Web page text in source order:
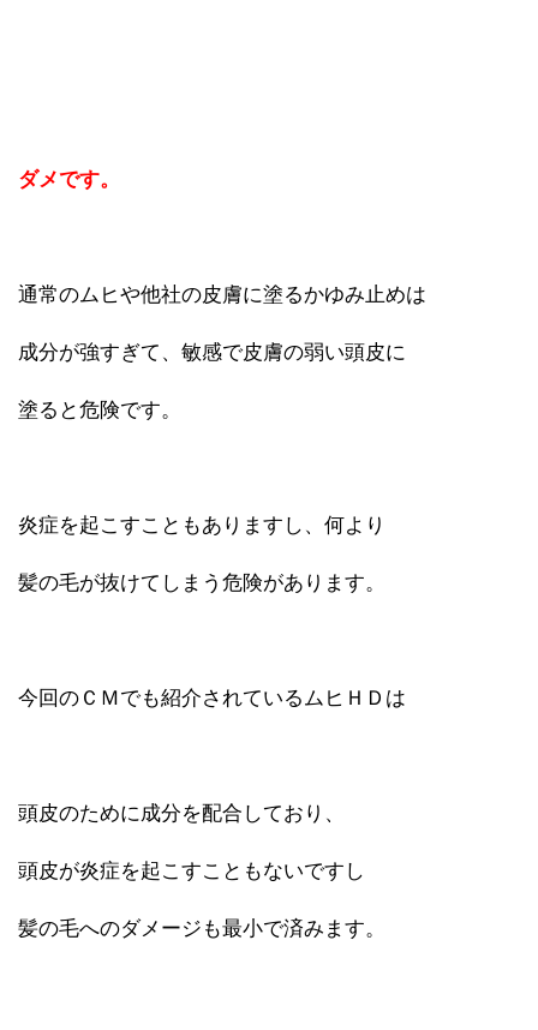
ダメです。
通常のムヒや他社の皮膚に塗るかゆみ止めは
成分が強すぎて、敏感で皮膚の弱い頭皮に
塗ると危険です。
炎症を起こすこともありますし、何より
髪の毛が抜けてしまう危険があります。
今回のＣＭでも紹介されているムヒＨＤは
頭皮のために成分を配合しており、
頭皮が炎症を起こすこともないですし
髪の毛へのダメージも最小で済みます。